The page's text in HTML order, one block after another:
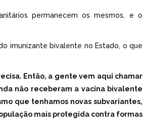
permanecem os mesmos, e o
imunizante bivalente no Estado, o que
Então, a gente vem aqui chamar
não receberam a vacina bivalente
que tenhamos novas subvariantes,
mais protegida contra formas